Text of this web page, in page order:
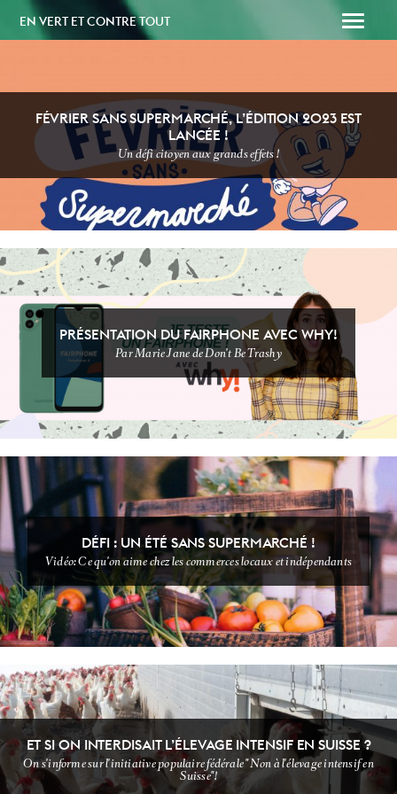
EN VERT ET CONTRE TOUT
SOUTENEZ-NOUS PAPAILLE
NEWSSSSSS
DÉFI SANS
SUPERMARCHÉ
NON CLASSÉ
VIDEOOOOO
FÉVRIER SANS SUPERMARCHÉ, L’ÉDITION 2023 EST
LANCÉE !
Un défi citoyen aux grands effets !
PRÉSENTATION DU FAIRPHONE AVEC WHY!
Par Marie Jane de Don't Be Trashy
DÉFI : UN ÉTÉ SANS SUPERMARCHÉ !
Vidéo: Ce qu'on aime chez les commerces locaux et indépendants
ET SI ON INTERDISAIT L’ÉLEVAGE INTENSIF EN SUISSE ?
On s'informe sur l'initiative populaire fédérale "Non à l'élevage intensif en
Suisse"!